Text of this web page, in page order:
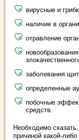
вирусные и
наличие в
отравление
заболевания
определенные
побочные
средств.
Необходимо
причиной какой-